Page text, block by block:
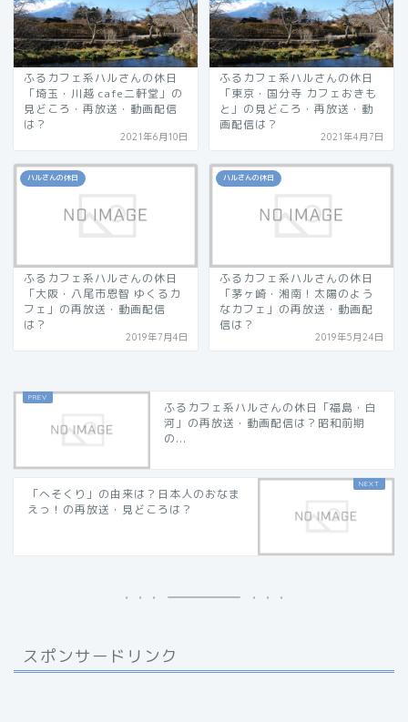
ふるカフェ系ハルさんの休日
「埼玉・川越 cafe二軒堂」の
見どころ・再放送・動画配信
は？
2021年6月10日
ふるカフェ系ハルさんの休日
「東京・国分寺 カフェおきも
と」の見どころ・再放送・動
画配信は？
2021年4月7日
ハルさんの休日
ふるカフェ系ハルさんの休日
「大阪・八尾市恩智 ゆくるカ
フェ」の再放送・動画配信
は？
2019年7月4日
ハルさんの休日
ふるカフェ系ハルさんの休日
「茅ヶ崎・湘南！太陽のよう
なカフェ」の再放送・動画配
信は？
2019年5月24日
ふるカフェ系ハルさんの休日「福島・白
河」の再放送・動画配信は？昭和前期
の...
「へそくり」の由来は？日本人のおなま
えっ！の再放送・見どころは？
スポンサードリンク